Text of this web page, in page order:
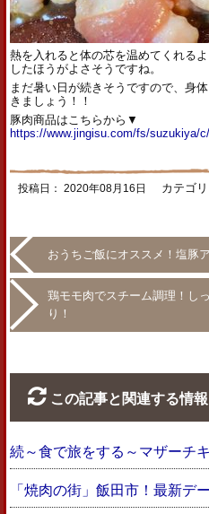
熱を入れると体の芯を温めてくれる
したほうがよさそうですね。
まだ暑い日が続きそうですので、身
きましょう！！
豚肉商品はこちらから▼
https://www.jingisu.com/fs/suzukiya/
投稿日： 2020年08月16日 カテゴリ
おうちご飯にオススメ！塩豚
鶏モモ肉でスチーム調理！し
り！
この記事と関連する情報
続～食で旅をする～マザーチ
「焼肉の街」飯田市！最新デ